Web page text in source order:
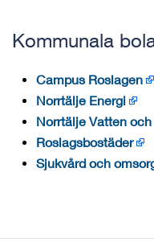
Kommunala
Campus Roslagen
Norrtälje Energi
Norrtälje Vatten
Roslagsbostäder
Sjukvård och